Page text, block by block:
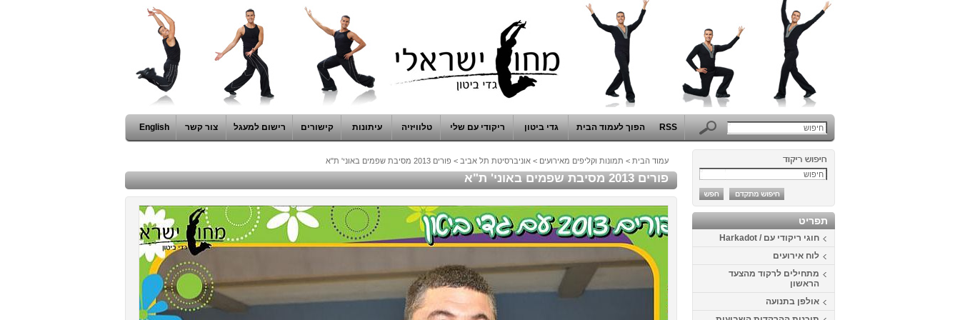
RSS הפוך לעמוד הבית גדי ביטון ריקודי עם שלי טלוויזיה עיתונות קישורים רישום למעגל צור קשר English
תפריט
חוגי ריקודי עם / Harkadot
לוח אירועים
מתחילים לרקוד מהצעד
הראשון
אולפן בתנועה
עמוד הבית > תמונות וקליפים מאירועים > אוניברסיטת תל אביב > פורים 2013 מסיבת שפמים באוני' ת"א
פורים 2013 מסיבת שפמים באוני' ת"א